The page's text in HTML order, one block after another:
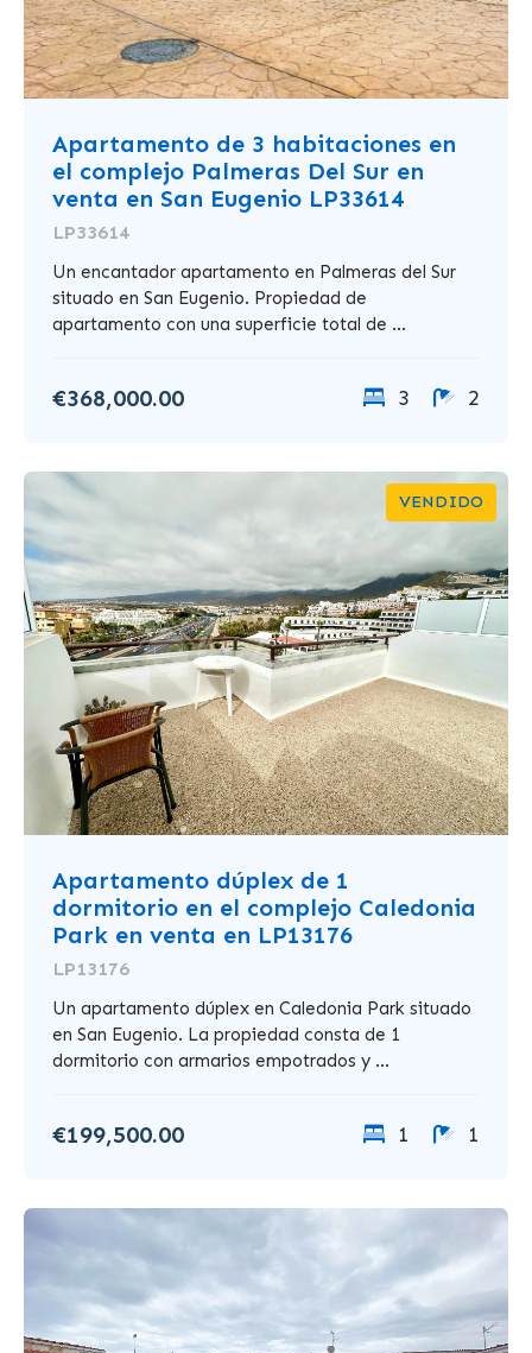
Apartamento de 3 habitaciones en
el complejo Palmeras Del Sur en
venta en San Eugenio LP33614
LP33614
Un encantador apartamento en Palmeras del Sur
situado en San Eugenio. Propiedad de
apartamento con una superficie total de ...
€368,000.00 3 2
VENDIDO
Apartamento dúplex de 1
dormitorio en el complejo Caledonia
Park en venta en LP13176
LP13176
Un apartamento dúplex en Caledonia Park situado
en San Eugenio. La propiedad consta de 1
dormitorio con armarios empotrados y ...
€199,500.00 1 1